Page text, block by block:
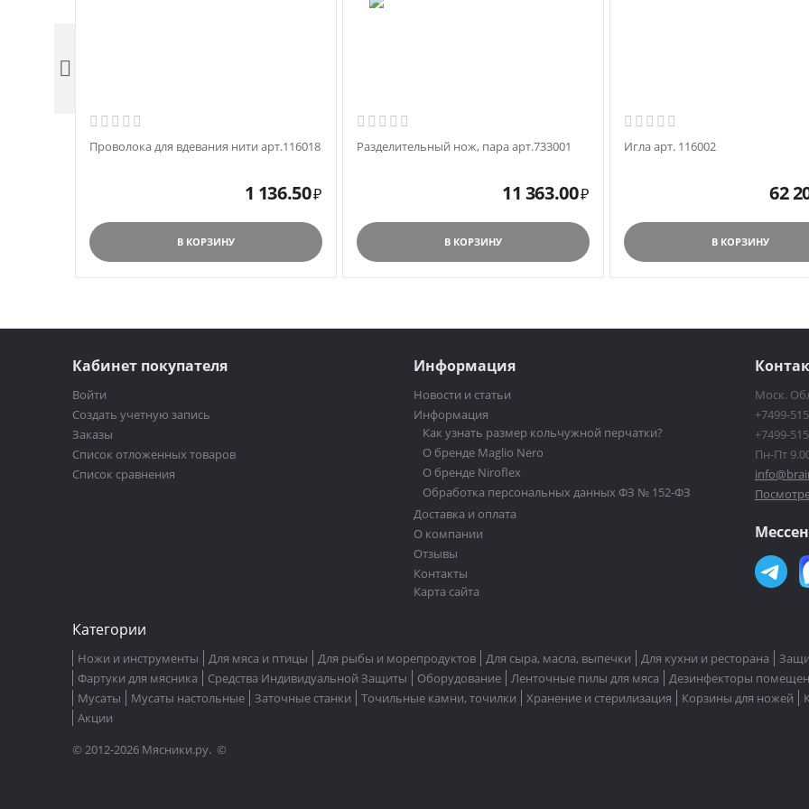
Проволока для вдевания нити арт.116018
1 136.50₽
В КОРЗИНУ
Разделительный нож, пара арт.733001
11 363.00₽
В КОРЗИНУ
Игла арт. 116002
62
В КОРЗИНУ

Кабинет покупателя
Войти
Создать учетную запись
Заказы
Список отложенных товаров
Список сравнения
Информация
Новости и статьи
Информация
Как узнать размер кольчужной перчатки?
О бренде Maglio Nero
О бренде Niroflex
Обработка персональных данных ФЗ № 152-ФЗ
Доставка и оплата
О компании
Отзывы
Контакты
Карта сайта
Моск.
+7499-
+7499-
Пн-Пт
Категории
Ножи и инструменты Для мяса и птицы Для рыбы и морепродуктов Для сыра, масла, выпечки Для кухни и ресторана
Фартуки для мясника
Средства Индивидуальной Защиты Оборудование Ленточные пилы для мяса Дезинфекторы
Мусаты
Мусаты настольные Заточные станки Точильные камни, точилки Хранение и стерилизация Корзины для ножей
Акции
© 2012-2026 Мясники.ру. ©